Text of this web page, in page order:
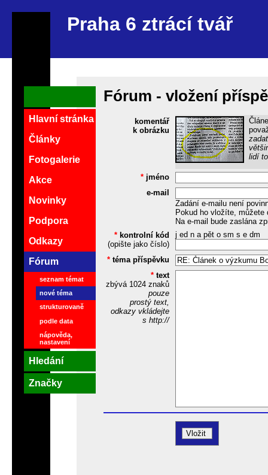
Praha 6 ztrácí tvář
Fórum - vložení
komentář
k obrázku
lidí
* jméno
e-mail
Zadání e-mailu není
Pokud ho vložíte,
Na e-mail bude zaslána
* kontrolní kód
(opište jako číslo)
j ed n a pět o sm s e dm
* téma příspěvku
* text
zbývá 1024znaků
pouze
prostý text,
odkazy vkládejte
s http://
Hlavní stránka
Články
Fotogalerie
Akce
Novinky
Podpora
Odkazy
Fórum
seznam témat
nové téma
strukturovaně
podle data
nápověda,
nastavení
Hledání
Značky